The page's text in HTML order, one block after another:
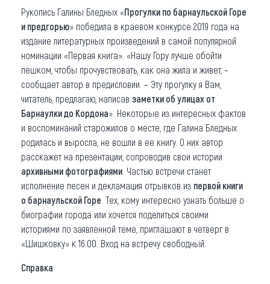
Рукопись Галины Бледных «Прогулки по барнаульской Горе
и предгорью» победила в краевом конкурсе 2019 года на
издание литературных произведений в самой популярной
номинации «Первая книга». «Нашу Гору лучше обойти
пешком, чтобы прочувствовать, как она жила и живет, –
сообщает автор в предисловии. – Эту прогулку я Вам,
читатель, предлагаю, написав заметки об улицах от
Барнаулки до Кордона». Некоторые из интересных фактов
и воспоминаний старожилов о месте, где Галина Бледных
родилась и выросла, не вошли в ее книгу. О них автор
расскажет на презентации, сопроводив свои истории
архивными фотографиями . Частью встречи станет
исполнение песен и декламация отрывков из первой книги
о барнаульской Горе . Тех, кому интересно узнать больше о
биографии города или хочется поделиться своими
историями по заявленной теме, приглашают в четверг в
«Шишковку» к 16.00. Вход на встречу свободный.
Справка